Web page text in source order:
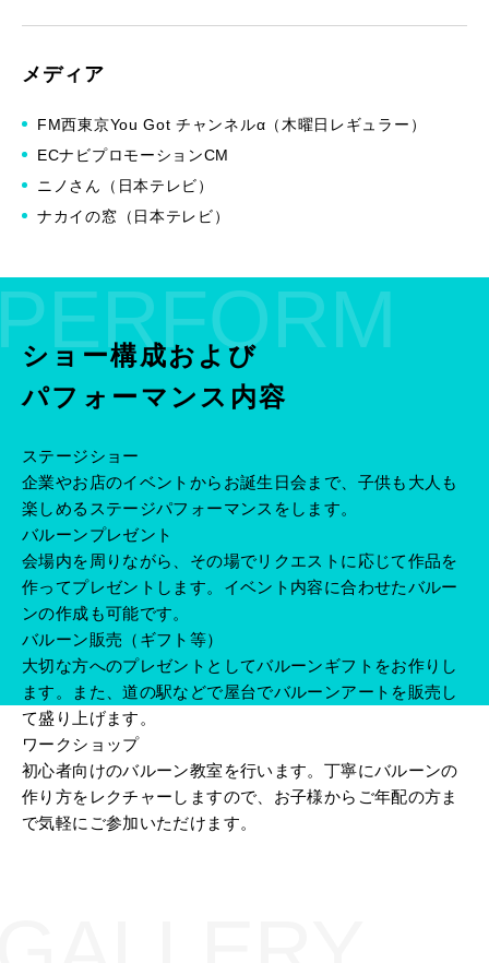
メディア
FM西東京You Got チャンネルα（木曜日レギュラー）
ECナビプロモーションCM
ニノさん（日本テレビ）
ナカイの窓（日本テレビ）
ショー構成および
パフォーマンス内容
ステージショー
企業やお店のイベントからお誕生日会まで、子供も大人も
楽しめるステージパフォーマンスをします。
バルーンプレゼント
会場内を周りながら、その場でリクエストに応じて作品を
作ってプレゼントします。イベント内容に合わせたバルー
ンの作成も可能です。
バルーン販売（ギフト等）
大切な方へのプレゼントとしてバルーンギフトをお作りし
ます。また、道の駅などで屋台でバルーンアートを販売し
て盛り上げます。
ワークショップ
初心者向けのバルーン教室を行います。丁寧にバルーンの
作り方をレクチャーしますので、お子様からご年配の方ま
で気軽にご参加いただけます。